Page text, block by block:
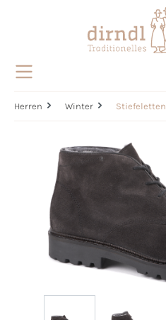
Herren Winter Stiefeletten
Bildergalerie überspringen